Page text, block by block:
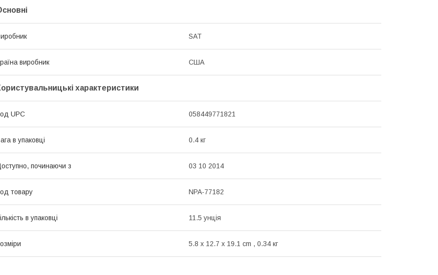
SAT
виробник США
характеристики
UPC 058449771821
в упаковці 0.4 кг
починаючи з 03 10 2014
товару NPA-77182
в упаковці 11.5 унція
5.8 x 12.7 x 19.1 cm , 0.34 кг